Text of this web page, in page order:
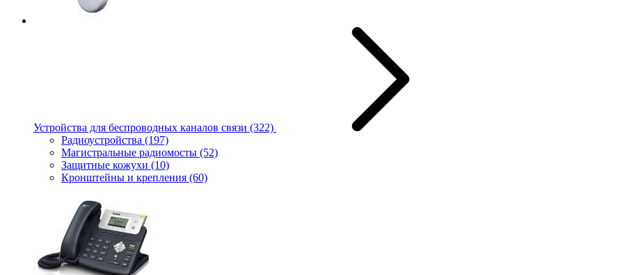
Устройства для беспроводных каналов связи (322)
Радиоустройства (197)
Магистральные радиомосты (52)
Защитные кожухи (10)
Кронштейны и крепления (60)